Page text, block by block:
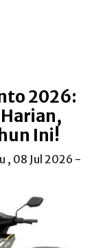
2026:
Ini!
, 08 Jul 2026 -